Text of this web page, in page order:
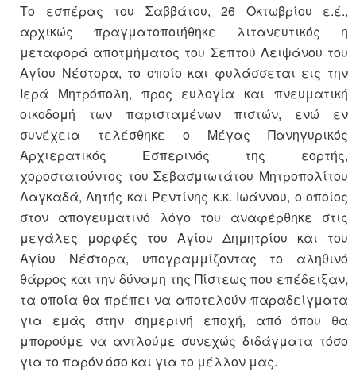
Το εσπέρας του Σαββάτου, 26 Οκτωβρίου ε.έ.,
αρχικώς πραγματοποιήθηκε λιτανευτικός η
μεταφορά αποτμήματος του Σεπτού Λειψάνου του
Αγίου Νέστορα, το οποίο και φυλάσσεται εις την
Ιερά Μητρόπολη, προς ευλογία και πνευματική
οικοδομή των παρισταμένων πιστών, ενώ εν
συνέχεια τελέσθηκε ο Μέγας Πανηγυρικός
Αρχιερατικός Εσπερινός της εορτής,
χοροστατούντος του Σεβασμιωτάτου Μητροπολίτου
Λαγκαδά, Λητής και Ρεντίνης κ.κ. Ιωάννου, ο οποίος
στον απογευματινό λόγο του αναφέρθηκε στις
μεγάλες μορφές του Αγίου Δημητρίου και του
Αγίου Νέστορα, υπογραμμίζοντας το αληθινό
θάρρος και την δύναμη της Πίστεως που επέδειξαν,
τα οποία θα πρέπει να αποτελούν παραδείγματα
για εμάς στην σημερινή εποχή, από όπου θα
μπορούμε να αντλούμε συνεχώς διδάγματα τόσο
για το παρόν όσο και για το μέλλον μας.